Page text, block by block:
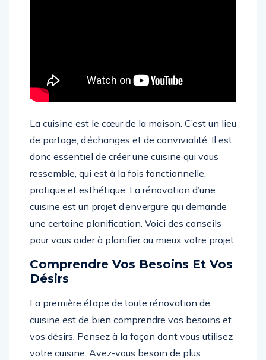
La cuisine est le cœur de la maison. C’est un lieu
de partage, d’échanges et de convivialité. Il est
donc essentiel de créer une cuisine qui vous
ressemble, qui est à la fois fonctionnelle,
pratique et esthétique. La rénovation d’une
cuisine est un projet d’envergure qui demande
une certaine planification. Voici des conseils
pour vous aider à planifier au mieux votre projet.
Comprendre Vos Besoins Et Vos
Désirs
La première étape de toute rénovation de
cuisine est de bien comprendre vos besoins et
vos désirs. Pensez à la façon dont vous utilisez
votre cuisine. Avez-vous besoin de plus